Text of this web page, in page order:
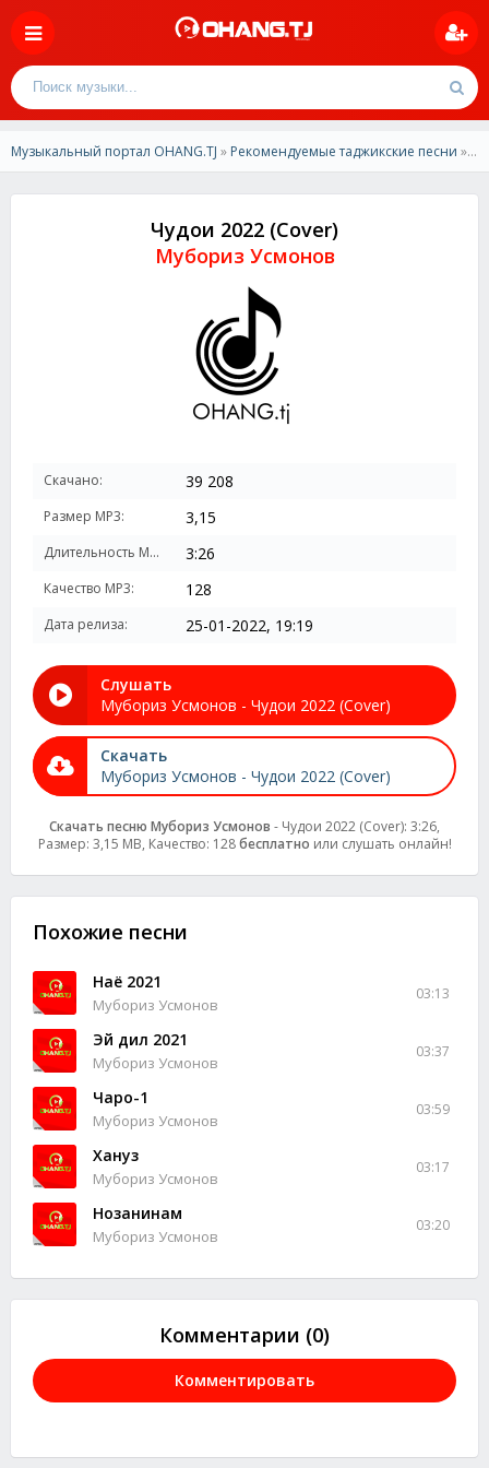
Музыкальный портал OHANG.TJ » Рекомендуемые таджикские песни » Мубориз Усмонов-Чудои 2022 (Cover)
Чудои 2022 (Cover)
Мубориз Усмонов
Скачано: 39 208
Размер MP3: 3,15
Длительность MP3: 3:26
Качество MP3: 128
Дата релиза: 25-01-2022, 19:19
Слушать
Мубориз Усмонов - Чудои 2022 (Cover)
Скачать
Мубориз Усмонов - Чудои 2022 (Cover)
Скачать песню Мубориз Усмонов - Чудои 2022 (Cover): 3:26,
Размер: 3,15 MB, Качество: 128бесплатно или слушать онлайн!
Похожие песни
Наё 2021
Мубориз Усмонов
03:13
Эй дил 2021
Мубориз Усмонов
03:37
Чаро-1
Мубориз Усмонов
03:59
Хануз
Мубориз Усмонов
03:17
Нозанинам
Мубориз Усмонов
03:20
Комментарии (0)
Комментировать